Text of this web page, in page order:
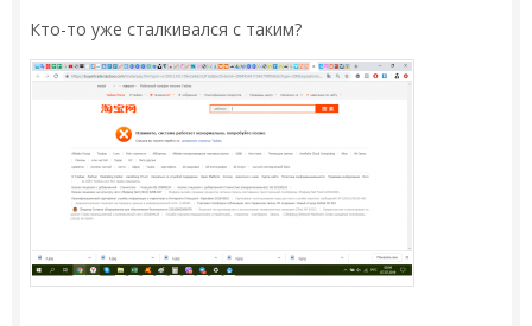
Кто-то уже сталкивался с таким?